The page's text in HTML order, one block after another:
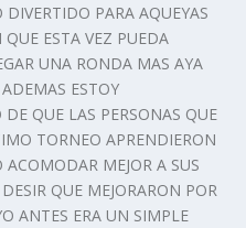
PARA AQUEYAS
QUE ESTA VEZ PUEDA
UNA RONDA MAS AYA
ESTOY
QUE LAS PERSONAS QUE
TORNEO APRENDIERON
ACOMODAR MEJOR A SUS
QUE MEJORARON POR
ANTES ERA UN SIMPLE